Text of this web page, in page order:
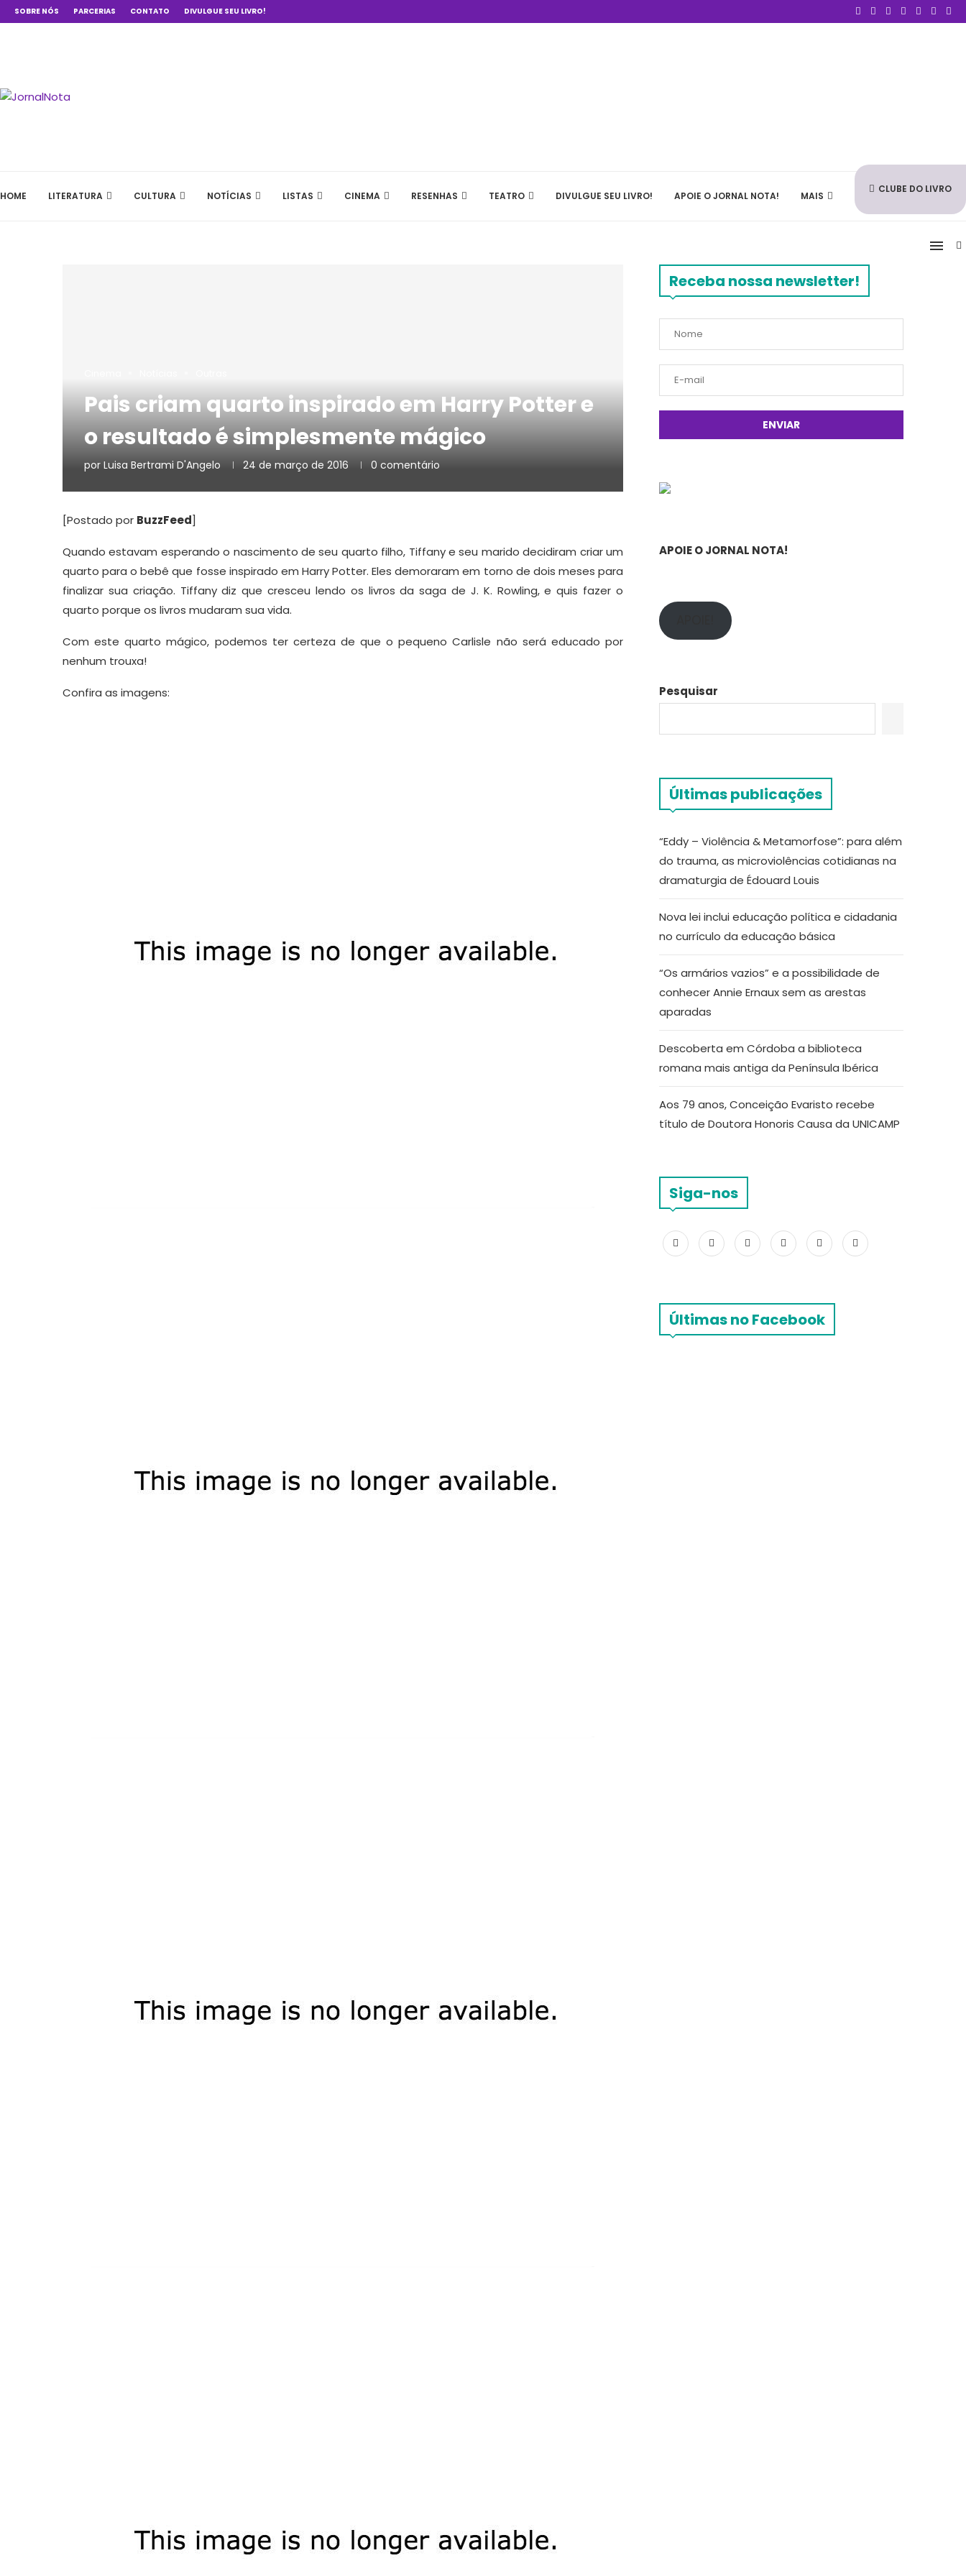
SOBRE NÓS PARCERIAS CONTATO DIVULGUE SEU LIVRO!
HOME LITERATURA CULTURA NOTÍCIAS LISTAS CINEMA RESENHAS TEATRO DIVULGUE SEU LIVRO! APOIE O JORNAL NOTA! MAIS
CLUBE DO LIVRO
Pais criam quarto inspirado em Harry Potter e
o resultado é simplesmente mágico
por Luisa Bertrami D'Angelo 24 de março de 2016 0 comentário
[Postado por BuzzFeed]
Quando estavam esperando o nascimento de seu quarto filho, Tiffany e seu marido decidiram criar um
quarto para o bebê que fosse inspirado em Harry Potter. Eles demoraram em torno de dois meses para
finalizar sua criação. Tiffany diz que cresceu lendo os livros da saga de J. K. Rowling, e quis fazer o
quarto porque os livros mudaram sua vida.
Com este quarto mágico, podemos ter certeza de que o pequeno Carlisle não será educado por
nenhum trouxa!
Confira as imagens:
Receba nossa newsletter!
APOIE O JORNAL NOTA!
Pesquisar
Últimas publicações
“Eddy – Violência & Metamorfose”: para além
do trauma, as microviolências cotidianas na
dramaturgia de Édouard Louis
Nova lei inclui educação política e cidadania
no currículo da educação básica
“Os armários vazios” e a possibilidade de
conhecer Annie Ernaux sem as arestas
aparadas
Descoberta em Córdoba a biblioteca
romana mais antiga da Península Ibérica
Aos 79 anos, Conceição Evaristo recebe
título de Doutora Honoris Causa da UNICAMP
Siga-nos
Últimas no Facebook